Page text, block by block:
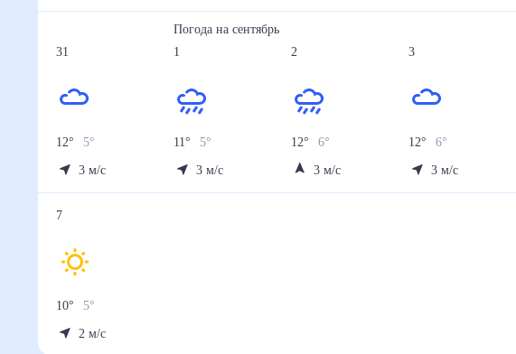
31
12° 5°
3 м/с
Погода насентябрь
1
11° 5°
3 м/с
2
12° 6°
3 м/с
3
12° 6°
3 м/с
7
10° 5°
2 м/с